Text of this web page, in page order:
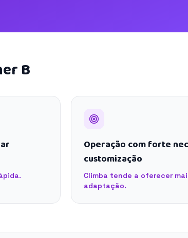
B
Operação com forte
customização
Climba tende a oferecer
adaptação.